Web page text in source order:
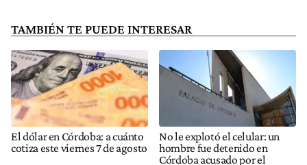
TAMBIÉN TE PUEDE INTERESAR
El dólar en Córdoba: a cuánto
cotiza este viernes 7 de agosto
No le explotó el celular: un
hombre fue detenido en
Córdoba acusado por el